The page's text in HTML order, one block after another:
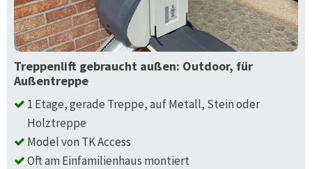
Treppenlift gebraucht außen: Outdoor, für
Außentreppe
1 Etage, gerade Treppe, auf Metall, Stein oder
Holztreppe
Model von TK Access
Oft am Einfamilienhaus montiert